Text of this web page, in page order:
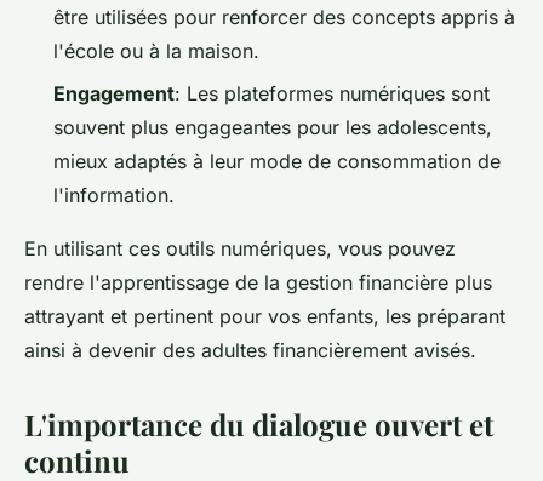
être utilisées pour renforcer des concepts appris à
l'école ou à la maison.
Engagement: Les plateformes numériques sont
souvent plus engageantes pour les adolescents,
mieux adaptés à leur mode de consommation de
l'information.
En utilisant ces outils numériques, vous pouvez
rendre l'apprentissage de la gestion financière plus
attrayant et pertinent pour vos enfants, les préparant
ainsi à devenir des adultes financièrement avisés.
L'importance du dialogue ouvert et
continu